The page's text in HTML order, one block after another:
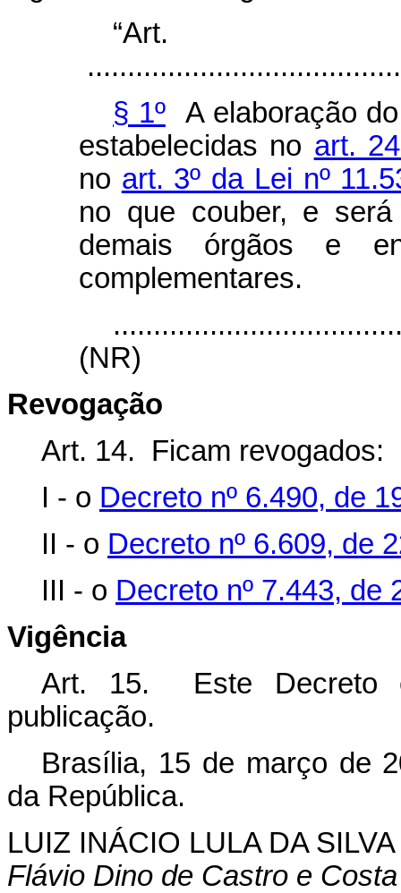
§ 1ºA elaboração do
estabelecidas no art.
no art. 3º da Lei nº
no que couber, e
demais órgãos e
complementares.
(NR)
Revogação
Art. 14. Ficam revogados:
I - o Decreto nº 6.490, de
II - o Decreto nº 6.609, de
III - o Decreto nº 7.443, de
Vigência
Art. 15. Este Decreto
publicação.
Brasília, 15 de março de
da República.
LUIZ INÁCIO LULA DA SILVA
Flávio Dino de Castro e Costa